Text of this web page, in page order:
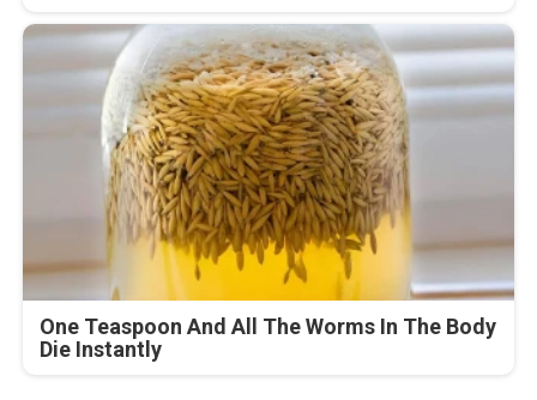
One Teaspoon And All The Worms In The Body
Die Instantly